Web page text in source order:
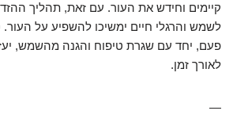
קיימים וחידש את העור. עם זאת, תהליך
לשמש והרגלי חיים ימשיכו להשפיע על העור.
פעם, יחד עם שגרת טיפוח והגנה מהשמש,
לאורך זמן.
—